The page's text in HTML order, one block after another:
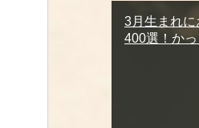
3月生まれ
400選！か